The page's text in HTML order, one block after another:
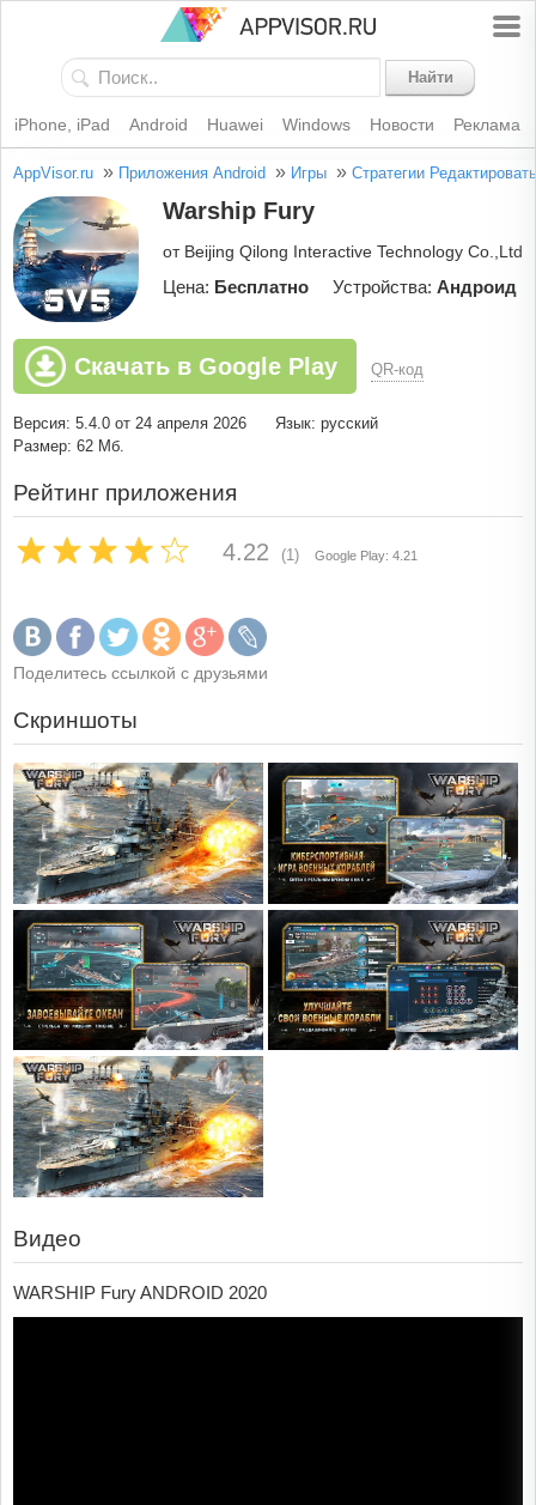
Найти
iPhone, iPad Android Huawei Windows Новости Реклама
AppVisor.ru » Приложения Android » Игры » Стратегии Редактировать
Warship Fury
от Beijing Qilong Interactive Technology Co.,Ltd
Цена: Бесплатно Устройства: Андроид
Скачать в Google Play QR-код
Версия: 5.4.0 от 24 апреля 2026
Язык: русский
Размер: 62 Мб.
Рейтинг приложения
4.22 (1) Google Play: 4.21
Поделитесь ссылкой с друзьями
Скриншоты
Видео
WARSHIP Fury ANDROID 2020